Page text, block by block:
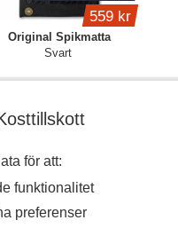
för att:
funktionalitet
preferenser
Original Spikmatta
Svart
559 kr